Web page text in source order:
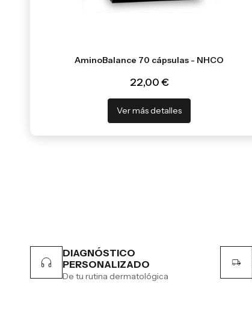
AminoBalance 70 cápsulas - NHCO
22,00 €
Ver más detalles
DIAGNÓSTICO
PERSONALIZADO
De tu rutina dermatológica